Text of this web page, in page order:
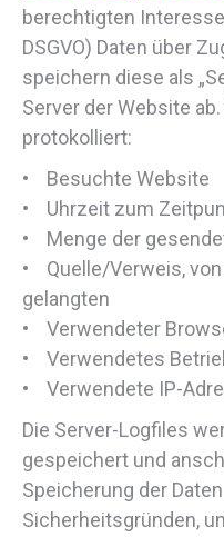
berechtigten
DSGVO) Daten über
speichern diese als
Server der Website
protokolliert:
• Besuchte Website
• Uhrzeit zum
• Menge der
• Quelle/Verweis,
gelangten
• Verwendeter
• Verwendetes
• Verwendete IP-
Die Server-Logfiles
gespeichert und
Speicherung der
Sicherheitsgründen,